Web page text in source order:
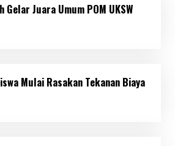
Gelar Juara Umum POM UKSW
Mulai Rasakan Tekanan Biaya